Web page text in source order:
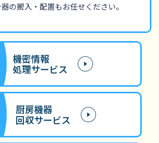
の搬入・配置もお任せください。
機密情報
処理サービス
厨房機器
回収サービス